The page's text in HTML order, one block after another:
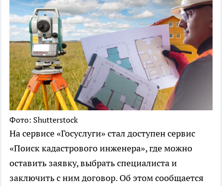
Фото: Shutterstock
На сервисе «Госуслуги» стал доступен сервис
«Поиск кадастрового инженера», где можно
оставить заявку, выбрать специалиста и
заключить с ним договор. Об этом сообщается